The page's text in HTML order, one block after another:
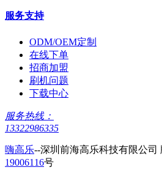
服务支持
ODM/OEM定制
在线下单
招商加盟
刷机问题
下载中心
服务热线：
13322986335
嗨高乐--深圳前海高乐科技有限公司
19006116号